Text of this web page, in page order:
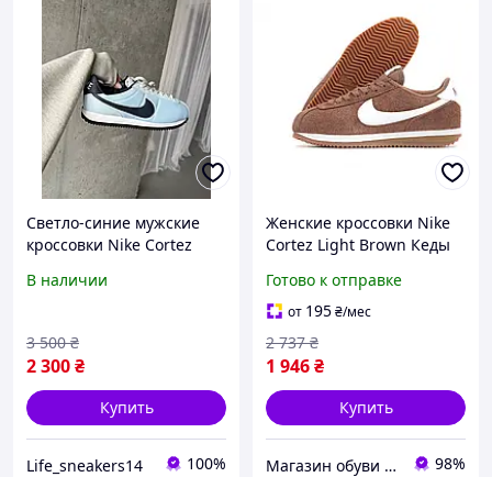
Светло-синие мужские
кроссовки Nike Cortez
Кортез стильные
В наличии
2 300₴
3 500 ₴
Купить
Life_sneakers14 100%
Женские кроссовки Nike
Cortez Light Brown Кеды
с белым знаком
замшевые весна лето
Готово к отправке
от 195₴/мес
1 946₴
2 737 ₴
Купить
Магазин обуви и трендовых товаров 98%